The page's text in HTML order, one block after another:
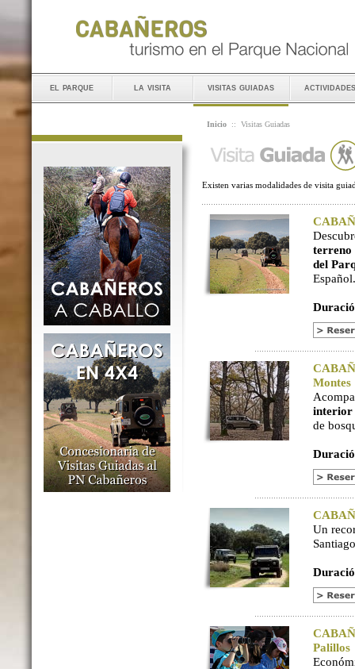
el parque la visita visitas guiadas actividades
Inicio :: Visitas Guiadas
Existen varias modalidades de visita
terreno
del
Español.
Montes
interior
de
Un
Palillos